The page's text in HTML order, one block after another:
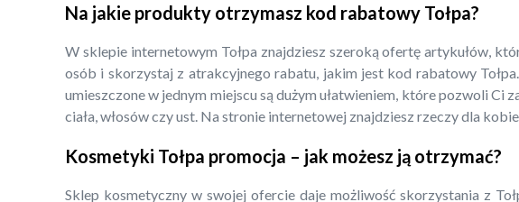
Na jakie produkty otrzymasz kod rabatowy Tołpa?
W sklepie internetowym Tołpa znajdziesz szeroką ofertę artykułów,
osób i skorzystaj z atrakcyjnego rabatu, jakim jest kod rabatowy
umieszczone w jednym miejscu są dużym ułatwieniem, które pozwoli Ci
ciała, włosów czy ust. Na stronie internetowej znajdziesz rzeczy dla
Kosmetyki Tołpa promocja – jak możesz ją otrzymać?
Sklep kosmetyczny w swojej ofercie daje możliwość skorzystania z